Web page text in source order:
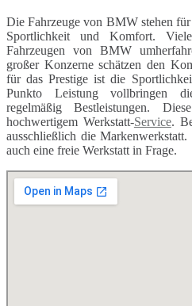
Die Fahrzeuge von BMW stehen
Sportlichkeit und Komfort.
Fahrzeugen von BMW
großer Konzerne schätzen den
für das Prestige ist die
Punkto Leistung vollbringen
regelmäßig Bestleistungen.
hochwertigem Werkstatt-Service.
ausschließlich die
auch eine freie Werkstatt in Frage.